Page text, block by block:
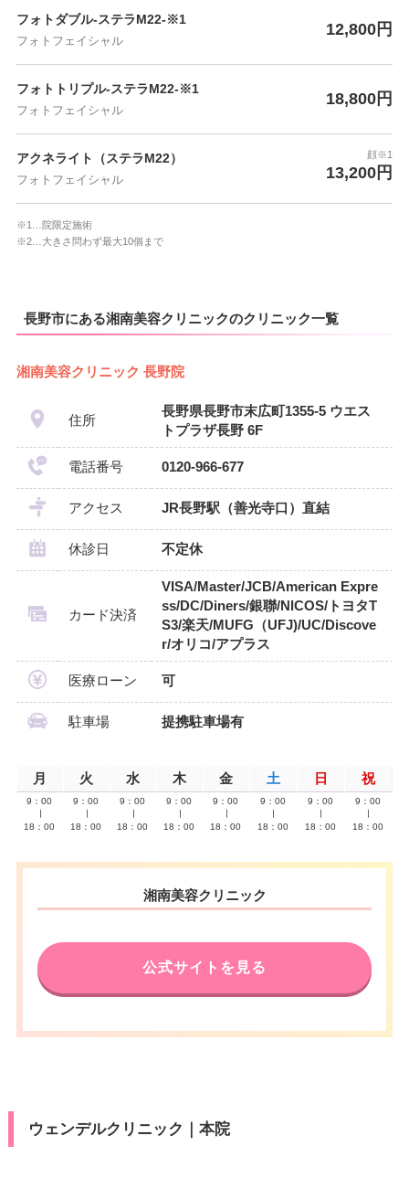
フォトダブル-ステラM22-※1
フォトフェイシャル
12,800円
フォトトリプル-ステラM22-※1
フォトフェイシャル
18,800円
アクネライト（ステラM22）
フォトフェイシャル
顔※1
13,200円
※1…院限定施術
※2…大きさ問わず最大10個まで
長野市にある湘南美容クリニックのクリニック一覧
湘南美容クリニック 長野院
住所
長野県長野市末広町1355-5 ウエス
トプラザ長野 6F
電話番号 0120-966-677
アクセス JR長野駅（善光寺口）直結
休診日 不定休
カード決済
VISA/Master/JCB/American Expre
ss/DC/Diners/銀聯/NICOS/トヨタT
S3/楽天/MUFG（UFJ)/UC/Discove
r/オリコ/アプラス
医療ローン 可
駐車場 提携駐車場有
月 火 水 木 金 土 日 祝
9：00
18：00
9：00
18：00
9：00
18：00
9：00
18：00
9：00
18：00
9：00
18：00
9：00
18：00
9：00
18：00
湘南美容クリニック
公式サイトを見る
ウェンデルクリニック｜本院